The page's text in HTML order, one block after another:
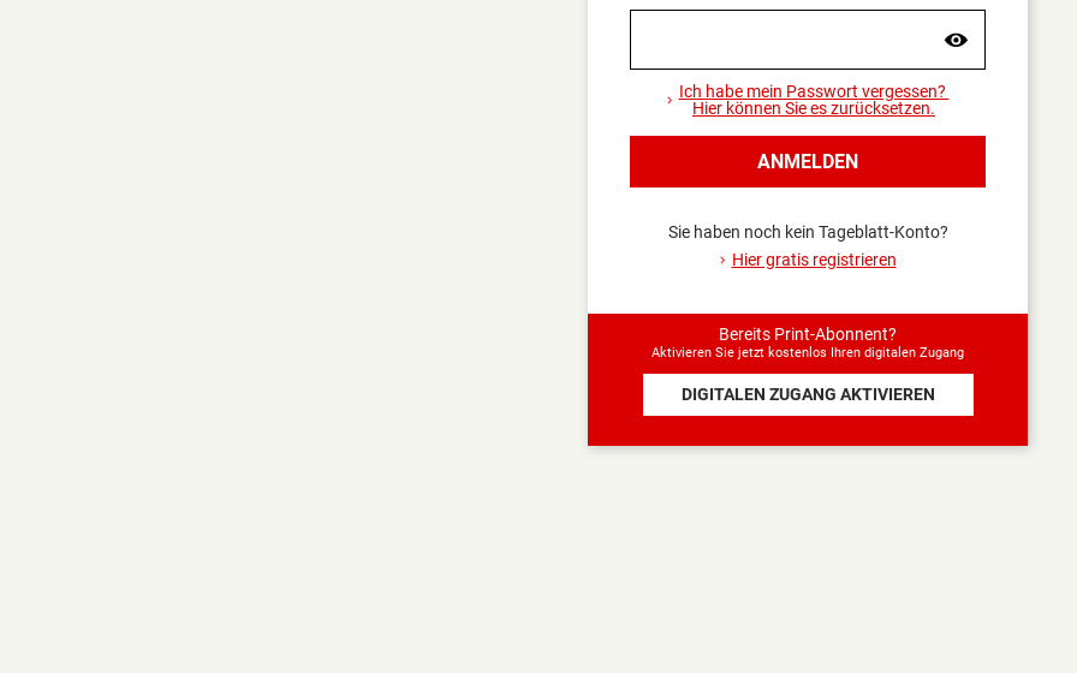
Sind Sie sicher, dass Sie
sich abmelden wollen?
die Abonnenten
vorbehalten sind.
JA NEIN
Ich habe mein Passwort vergessen?
Hier können Sie es zurücksetzen.
ANMELDEN
Sie haben noch kein Tageblatt-Konto?
Hier gratis registrieren
Bereits Print-Abonnent?
Aktivieren Sie jetzt kostenlos Ihren digitalen Zugang
DIGITALEN ZUGANG AKTIVIEREN